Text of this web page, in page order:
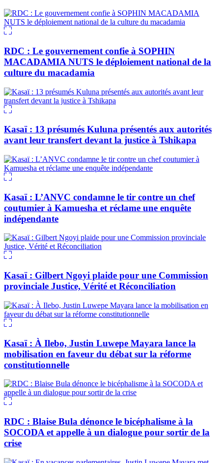
RDC : Le gouvernement confie à SOPHIN
MACADAMIA NUTS le déploiement national de la
culture du macadamia
Kasaï : 13 présumés Kuluna présentés aux autorités
avant leur transfert devant la justice à Tshikapa
Kasaï : L’ANVC condamne le tir contre un chef
coutumier à Kamuesha et réclame une enquête
indépendante
Kasaï : Gilbert Ngoyi plaide pour une Commission
provinciale Justice, Vérité et Réconciliation
Kasaï : À Ilebo, Justin Luwepe Mayara lance la
mobilisation en faveur du débat sur la réforme
constitutionnelle
RDC : Blaise Bula dénonce le bicéphalisme à la
SOCODA et appelle à un dialogue pour sortir de la
crise